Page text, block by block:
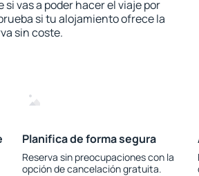
si vas a poder hacer el viaje por
si tu alojamiento ofrece la
sin coste.
Planifica de forma segura
Reserva sin preocupaciones con la
opción de cancelación gratuita.